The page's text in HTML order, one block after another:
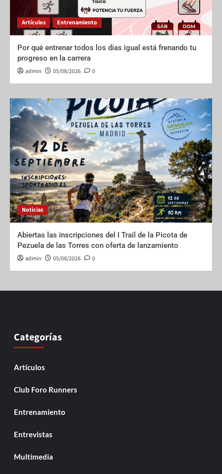
Artículos Entrenamiento
Por qué entrenar todos los días igual está frenando tu
progreso en la carrera
admin 05/08/2026 0
Noticias
Abiertas las inscripciones del I Trail de la Picota de
Pezuela de las Torres con oferta de lanzamiento
admin 05/08/2026 0
Categorías
Artículos
Club Foro Runners
Entrenamiento
Entrevistas
Multimedia